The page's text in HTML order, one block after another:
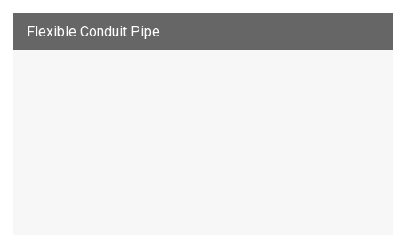
Flexible Conduit Pipe